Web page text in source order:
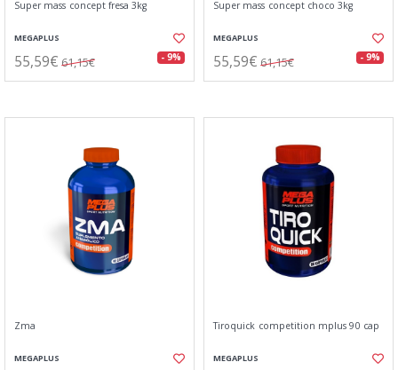
Super mass concept fresa 3kg
MEGAPLUS
55,59€ 61,15€ - 9%
Super mass concept choco 3kg
MEGAPLUS
55,59€ 61,15€ - 9%
Zma
MEGAPLUS
Tiroquick competition mplus 90 cap
MEGAPLUS